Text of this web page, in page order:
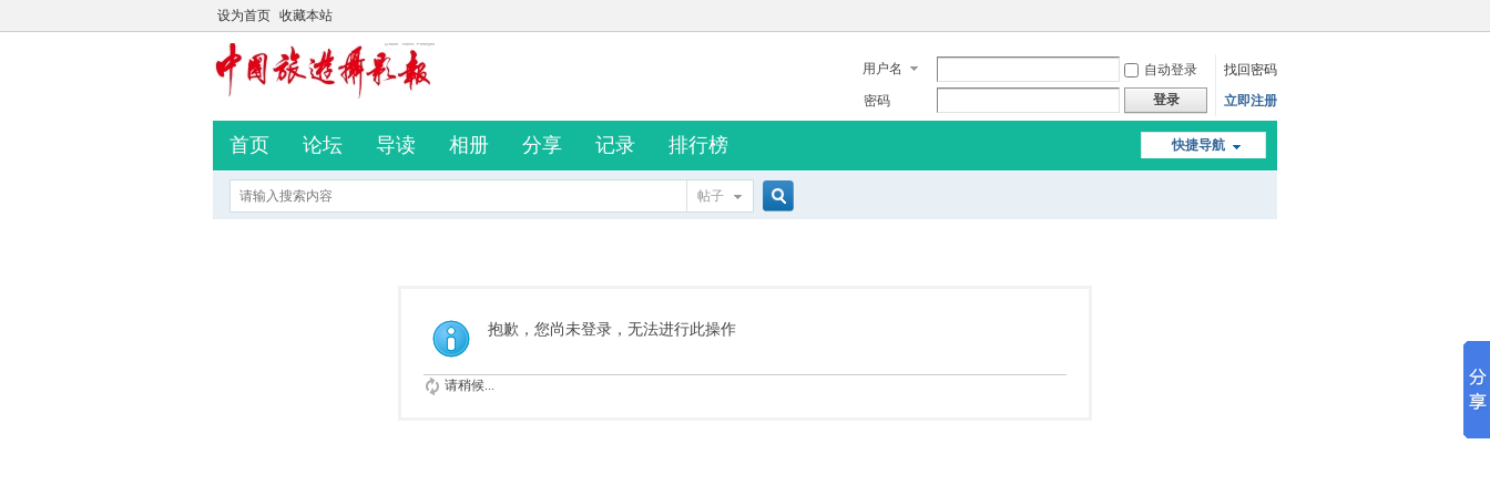
设为首页 收藏本站
用户名 自动登录
找回密码
密码
登录 立即注册
快捷导航
首页 论坛 导读 相册 分享 记录 排行榜
帖子
抱歉，您尚未登录，无法进行此操作
请稍候...